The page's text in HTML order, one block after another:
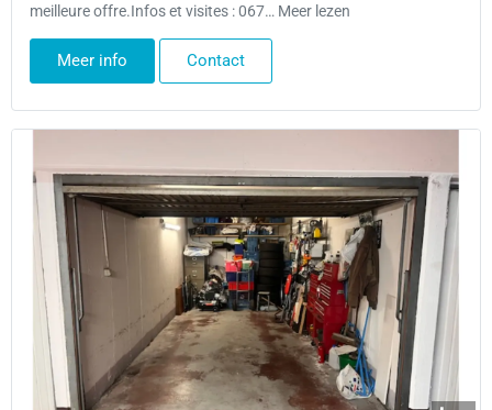
meilleure offre.Infos et visites : 067… Meer lezen
Meer info Contact